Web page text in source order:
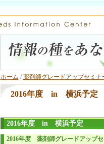
ホーム / 薬剤師グレードアップセミナ
2016年度 in 横浜予定
2016年度 in 横浜予定
2016年度 薬剤師グレードアッ